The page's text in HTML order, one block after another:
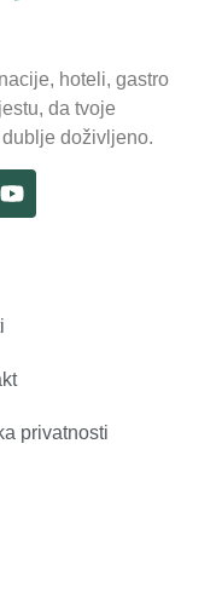
hoteli, gastro
da tvoje
doživljeno.
privatnosti